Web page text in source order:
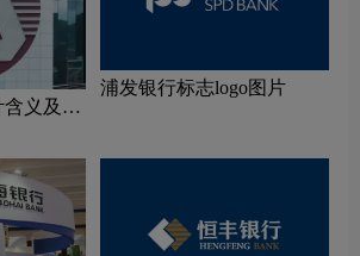
义及设
浦发银行标志logo图片